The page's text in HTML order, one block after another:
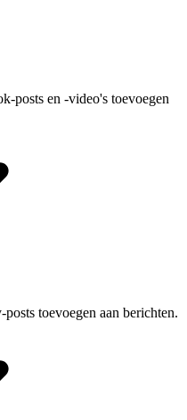
posts en -video's toevoegen
toevoegen aan berichten.